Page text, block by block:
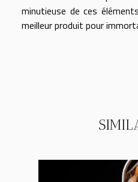
minutieuse de ces
meilleur produit pour